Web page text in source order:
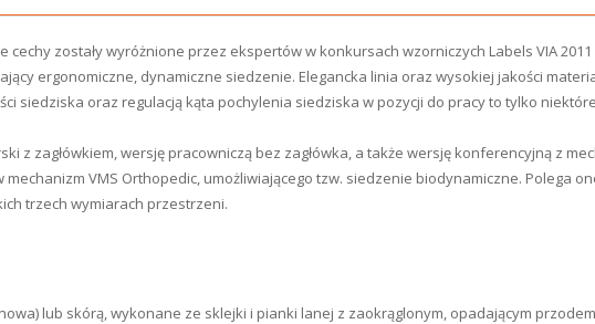
zostały wyróżnione przez ekspertów w konkursach wzorniczych Labels VIA
ergonomiczne, dynamiczne siedzenie. Elegancka linia oraz wysokiej jakości
siedziska oraz regulacją kąta pochylenia siedziska w pozycji do pracy to tylko
z zagłówkiem, wersję pracowniczą bez zagłówka, a także wersję konferencyjną z
VMS Orthopedic, umożliwiającego tzw. siedzenie biodynamiczne. Polega
trzech wymiarach przestrzeni.
lub skórą, wykonane ze sklejki i pianki lanej z zaokrąglonym, opadającym